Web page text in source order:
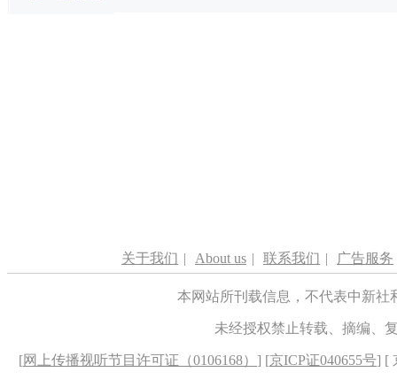
关于我们 | About us | 联系我们 | 广告服务
本网站所刊载信息，不代表中新
未经授权禁止转载、摘编、
[网上传播视听节目许可证（0106168） ] [京ICP证040655号] [